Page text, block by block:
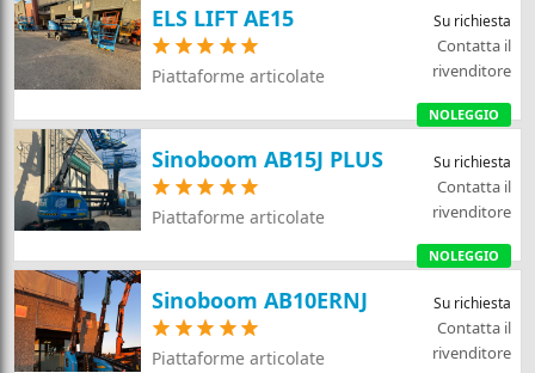
ELS LIFT AE15
Piattaforme articolate
Su richiesta
Contatta il
rivenditore
NOLEGGIO
Sinoboom AB15J PLUS
Piattaforme articolate
Su richiesta
Contatta il
rivenditore
NOLEGGIO
Sinoboom AB10ERNJ
Piattaforme articolate
Su richiesta
Contatta il
rivenditore